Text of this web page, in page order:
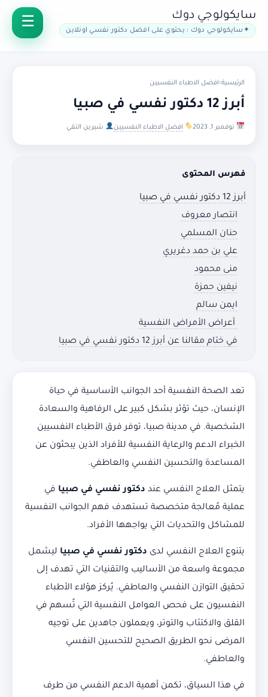
سايكولوجي دوك
سايكولوجي دوك : يحتوي على افضل دكتور نفسي اونلاين
الرئيسية›افضل الاطباء النفسيين
أبرز 12 دكتور نفسي في صبيا
نوفمبر 1, 2023 افضل الاطباء النفسيين شيرين التقي
فهرس المحتوى
أبرز 12 دكتور نفسي في صبيا
انتصار معروف
حنان المسلمي
علي بن حمد دغريري
منى محمود
نيفين حمزة
ايمن سالم
أعراض الأمراض النفسية
في ختام مقالنا عن أبرز 12 دكتور نفسي في صبيا
تعد الصحة النفسية أحد الجوانب الأساسية في حياة
الإنسان، حيث تؤثر بشكل كبير على الرفاهية والسعادة
الشخصية. في مدينة صبيا، توفر فرق الأطباء النفسيين
الخبراء الدعم والرعاية النفسية للأفراد الذين يبحثون عن
المساعدة والتحسين النفسي والعاطفي.
يتمثل العلاج النفسي عند دكتور نفسي في صبيا في
عملية مُعالجة متخصصة تستهدف فهم الجوانب النفسية
للمشاكل والتحديات التي يواجهها الأفراد.
يتنوع العلاج النفسي لدى دكتور نفسي في صبيا ليشمل
مجموعة واسعة من الأساليب والتقنيات التي تهدف إلى
تحقيق التوازن النفسي والعاطفي. يُركز هؤلاء الأطباء
النفسيون على فحص العوامل النفسية التي تُسهم في
القلق والاكتئاب والتوتر، ويعملون جاهدين على توجيه
المرضى نحو الطريق الصحيح للتحسين النفسي
والعاطفي.
في هذا السياق، تكمن أهمية الدعم النفسي من طرف